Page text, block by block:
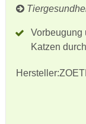
Vorbeugung
Katzen
Hersteller: